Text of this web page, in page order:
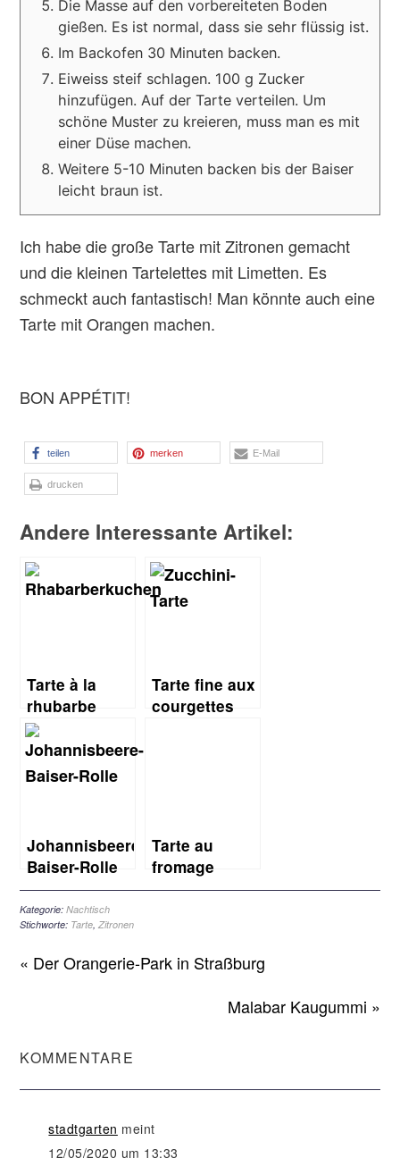
Die Masse auf den vorbereiteten Boden
gießen. Es ist normal, dass sie sehr flüssig ist.
Im Backofen 30 Minuten backen.
Eiweiss steif schlagen. 100 g Zucker
hinzufügen. Auf der Tarte verteilen. Um
schöne Muster zu kreieren, muss man es mit
einer Düse machen.
Weitere 5-10 Minuten backen bis der Baiser
leicht braun ist.
Ich habe die große Tarte mit Zitronen gemacht
und die kleinen Tartelettes mit Limetten. Es
schmeckt auch fantastisch! Man könnte auch eine
Tarte mit Orangen machen.
BON APPÉTIT!
teilen merken E-Mail
drucken
Andere Interessante Artikel:
Tarte à la
rhubarbe
alsacienne
(Elsässischer
Rhabarberkuchen)
Tarte fine aux
courgettes
Johannisbeere-
Baiser-Rolle
Tarte au
fromage
blanc à
Käsekuchen)
–
Kategorie:Nachtisch
Stichworte: Tarte ,Zitronen
« Der Orangerie-Park in Straßburg
Malabar Kaugummi »
KOMMENTARE
stadtgarten meint
12/05/2020 um 13:33